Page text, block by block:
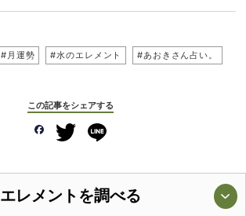
#月運勢 #水のエレメント #あおきさん占い。
この記事をシェアする
エレメントを調べる